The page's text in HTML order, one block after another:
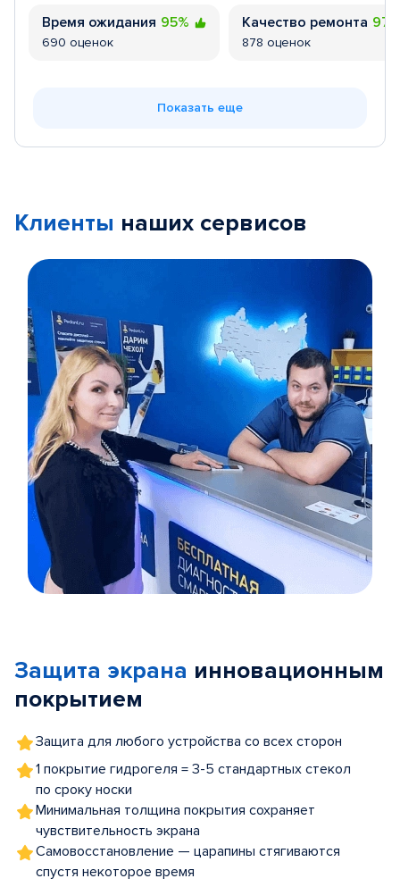
Время ожидания 95%
690 оценок
Качество ремонта
878 оценок
Показать еще
Клиенты наших сервисов
5
Защита экрана инновационным
покрытием
Защита для любого устройства со всех сторон
1 покрытие гидрогеля = 3-5 стандартных стекол
по сроку носки
Минимальная толщина покрытия сохраняет
чувствительность экрана
Самовосстановление — царапины стягиваются
спустя некоторое время